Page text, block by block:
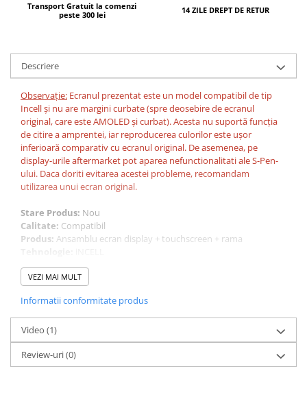
Transport Gratuit la comenzi
peste 300 lei
14 ZILE DREPT DE RETUR
Descriere
Observație: Ecranul prezentat este un model compatibil de tip
Incell și nu are margini curbate (spre deosebire de ecranul
original, care este AMOLED și curbat). Acesta nu suportă funcția
de citire a amprentei, iar reproducerea culorilor este ușor
inferioară comparativ cu ecranul original. De asemenea, pe
display-urile aftermarket pot aparea nefunctionalitati ale S-Pen-
ului. Daca doriti evitarea acestei probleme, recomandam
utilizarea unui ecran original.
Stare Produs: Nou
Calitate: Compatibil
Produs: Ansamblu ecran display + touchscreen + rama
Telefon compatibil:
N970F/DS, SM-N970U, SM-N970U1, SM-N9700, SM-N970W, SM-
https://www.youtube.com/watch?v=NHcjte45nek
VEZI MAI MULT
Informatii conformitate produs
Video (1)
Review-uri(0)